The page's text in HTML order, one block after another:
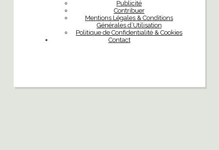
Publicité
Contribuer
Mentions Légales & Conditions
Générales d’Utilisation
Politique de Confidentialité & Cookies
Contact